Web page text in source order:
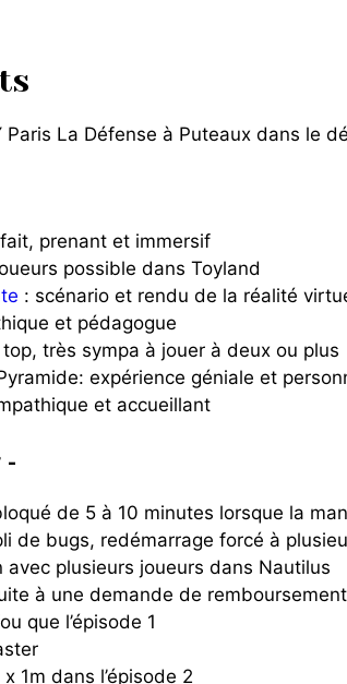
Paris La Défense à Puteaux dans le
prenant et immersif
possible dans Toyland
: scénario et rendu de la réalité
et pédagogue
top, très sympa à jouer à deux ou plus
expérience géniale et
et accueillant
-
de 5 à 10 minutes lorsque la
de bugs, redémarrage forcé à
avec plusieurs joueurs dans Nautilus
à une demande de
que l’épisode 1
1m dans l’épisode 2